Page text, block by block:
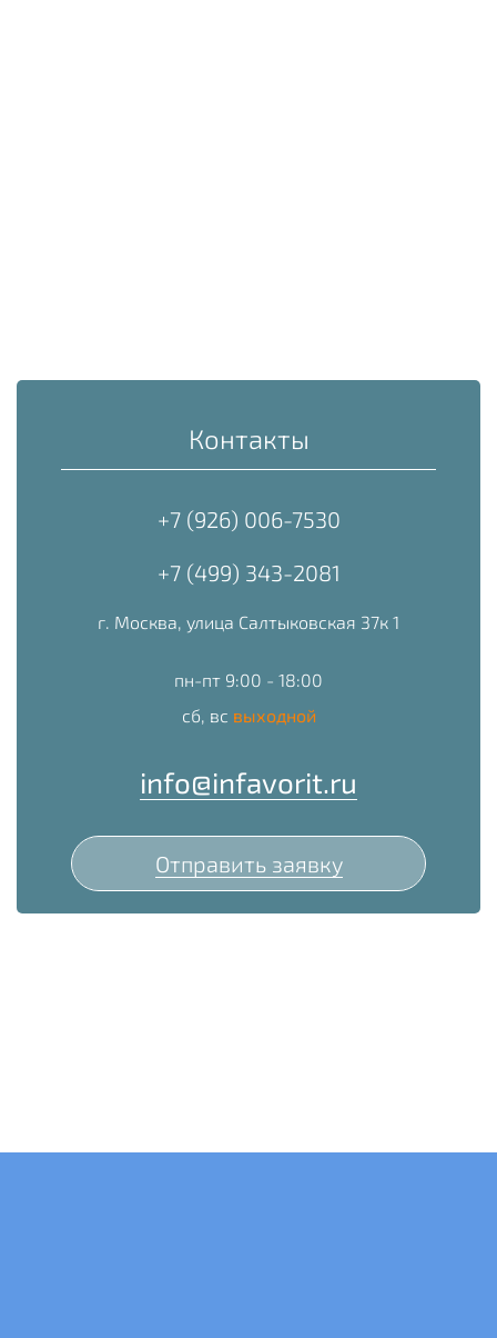
Контакты
+7 (926) 006-7530
+7 (499) 343-2081
г. Москва, улица Салтыковская 37к 1
пн-пт 9:00 - 18:00
сб, вс выходной
info@infavorit.ru
Отправить заявку